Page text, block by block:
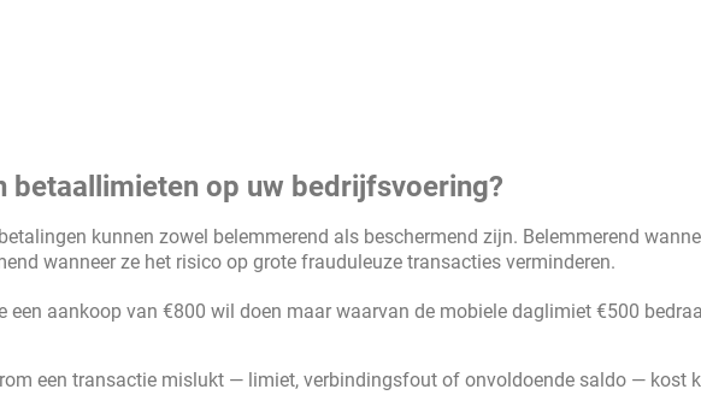
betaallimieten op uw bedrijfsvoering?
kunnen zowel belemmerend als beschermend zijn. Belemmerend
wanneer ze het risico op grote frauduleuze transacties verminderen.
een aankoop van €800 wil doen maar waarvan de mobiele daglimiet €500
een transactie mislukt — limiet, verbindingsfout of onvoldoende saldo — kost